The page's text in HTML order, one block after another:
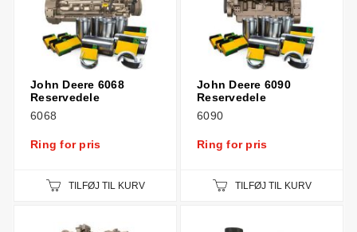
John Deere 6068
Reservedele
6068
Ring for pris
TILFØJ TIL KURV
John Deere 6090
Reservedele
6090
Ring for pris
TILFØJ TIL KURV